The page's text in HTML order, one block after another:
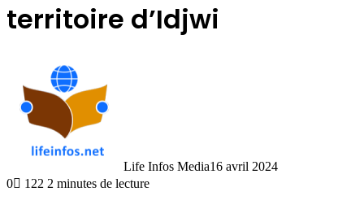
territoire d’Idjwi
Life Infos Media16 avril 2024
0
122 2 minutes de lecture